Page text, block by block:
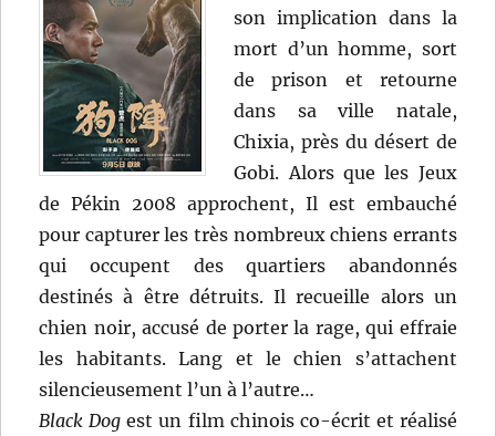
son implication dans la
mort d’un homme, sort
de prison et retourne
dans sa ville natale,
Chixia, près du désert de
Gobi. Alors que les Jeux
de Pékin 2008 approchent, Il est embauché
pour capturer les très nombreux chiens errants
qui occupent des quartiers abandonnés
destinés à être détruits. Il recueille alors un
chien noir, accusé de porter la rage, qui effraie
les habitants. Lang et le chien s’attachent
silencieusement l’un à l’autre…
Black Dog est un film chinois co-écrit et réalisé